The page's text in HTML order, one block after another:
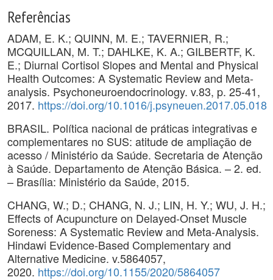
Referências
ADAM, E. K.; QUINN, M. E.; TAVERNIER, R.;
MCQUILLAN, M. T.; DAHLKE, K. A.; GILBERTF, K.
E.; Diurnal Cortisol Slopes and Mental and Physical
Health Outcomes: A Systematic Review and Meta-
analysis. Psychoneuroendocrinology. v.83, p. 25-41,
2017. https://doi.org/10.1016/j.psyneuen.2017.05.018
BRASIL. Política nacional de práticas integrativas e
complementares no SUS: atitude de ampliação de
acesso / Ministério da Saúde. Secretaria de Atenção
à Saúde. Departamento de Atenção Básica. – 2. ed.
– Brasília: Ministério da Saúde, 2015.
CHANG, W.; D.; CHANG, N. J.; LIN, H. Y.; WU, J. H.;
Effects of Acupuncture on Delayed-Onset Muscle
Soreness: A Systematic Review and Meta-Analysis.
Hindawi Evidence-Based Complementary and
Alternative Medicine. v.5864057,
2020. https://doi.org/10.1155/2020/5864057